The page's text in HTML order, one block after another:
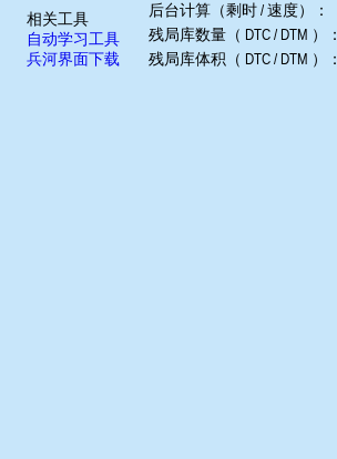
相关工具
自动学习工具
兵河界面下载
后台计算（剩时 / 速度）：
残局库数量（ DTC / DTM ）：
残局库体积（ DTC / DTM ）：